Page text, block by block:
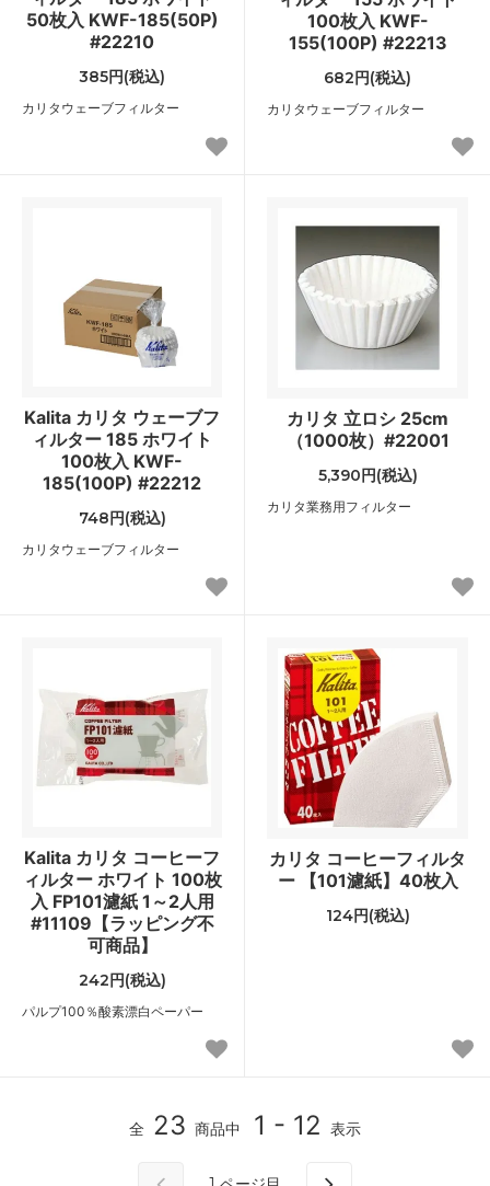
50枚入 KWF-185(50P)
#22210
385円(税込)
カリタウェーブフィルター
100枚入 KWF-
155(100P) #22213
682円(税込)
カリタウェーブフィルター
Kalita カリタ ウェーブフ
ィルター 185 ホワイト
100枚入 KWF-
185(100P) #22212
748円(税込)
カリタウェーブフィルター
カリタ 立ロシ 25cm
（1000枚）#22001
5,390円(税込)
カリタ業務用フィルター
Kalita カリタ コーヒーフ
ィルター ホワイト 100枚
入 FP101濾紙 1～2人用
#11109【ラッピング不
可商品】
242円(税込)
パルプ100％酸素漂白ペーパー
カリタ コーヒーフィルタ
ー 【101濾紙】40枚入
124円(税込)
全 23 商品中 1 - 12 表示